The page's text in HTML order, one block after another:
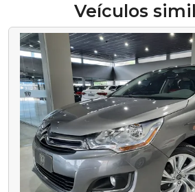
Veículos